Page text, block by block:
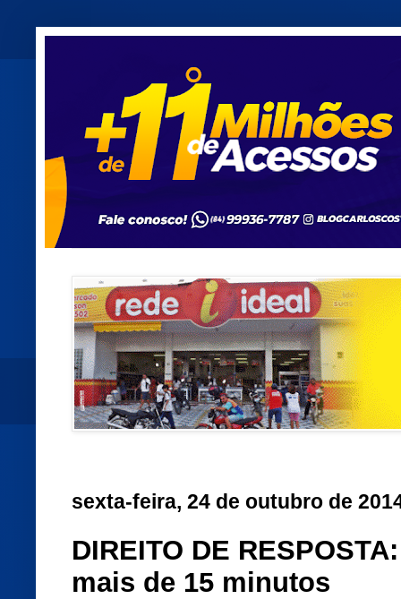
sexta-feira, 24 de outubro de
DIREITO DE
mais de 15 minutos